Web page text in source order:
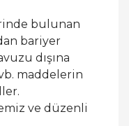
bulunan
bariyer
dışına
maddelerin
ve düzenli